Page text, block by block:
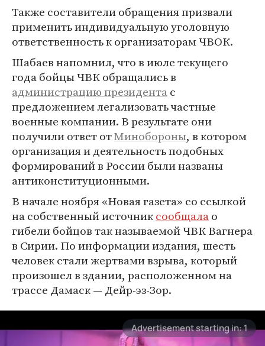
Также составители обращения призвали
применить индивидуальную уголовную
ответственность к организаторам ЧВОК.
Шабаев напомнил, что в июле текущего
года бойцы ЧВК обращались в
администрацию президентас
предложением легализовать частные
военные компании. В результате они
получили ответ отМинобороны, в котором
организация и деятельность подобных
формирований в России были названы
антиконституционными.
В начале ноября «Новая газета» со ссылкой
на собственный источниксообщалао
гибели бойцов так называемой ЧВК Вагнера
в Сирии. По информации издания, шесть
человек стали жертвами взрыва, который
произошел в здании, расположенном на
трассе Дамаск — Дейр-эз-Зор.